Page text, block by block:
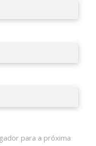
para a próxima